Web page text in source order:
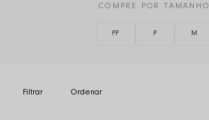
COMPRE POR TAMANHO
PP P M